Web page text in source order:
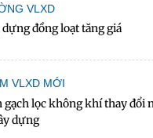
VLXD
đồng loạt tăng giá
VLXD MỚI
gạch lọc không khí thay đổi
dựng